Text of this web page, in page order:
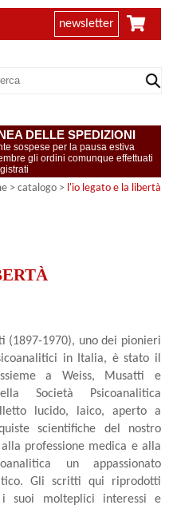
newsletter
DELLE SPEDIZIONI
sospese per la pausa estiva
gli ordini comunque effettuati
> catalogo > l'io legato e la libertà
(1897-1970), uno dei pionieri
in Italia, è stato il
a Weiss, Musatti e
Società Psicoanalitica
lucido, laico, aperto a
scientifiche del nostro
professione medica e alla
un appassionato
Gli scritti qui riprodotti
i suoi molteplici interessi e